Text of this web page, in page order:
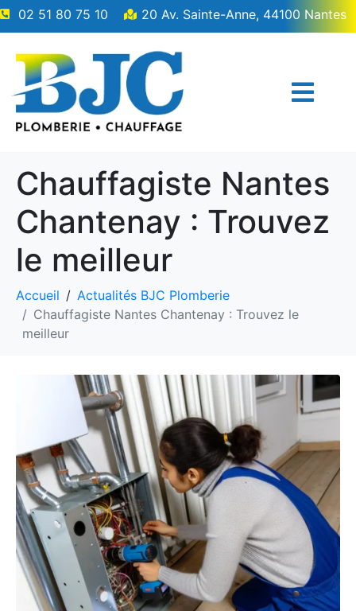
02 51 80 75 10 20 Av. Sainte-Anne, 44100 Nantes
Chauffagiste Nantes
Chantenay : Trouvez
le meilleur
Accueil
Actualités BJC Plomberie
Chauffagiste Nantes Chantenay : Trouvez le
meilleur